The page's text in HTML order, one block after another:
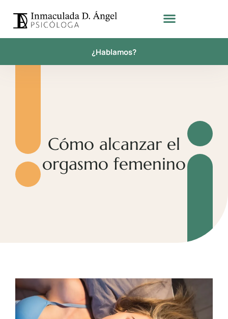
¿Hablamos?
Cómo alcanzar el
orgasmo femenino